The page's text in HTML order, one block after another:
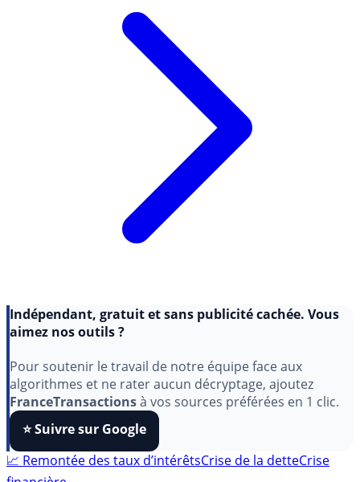
aimez nos outils ?
Pour soutenir le travail de notre équipe face aux
algorithmes et ne rater aucun décryptage, ajoutez
FranceTransactionsà vos sources préférées en 1 clic.
⭐️ Suivre sur Google